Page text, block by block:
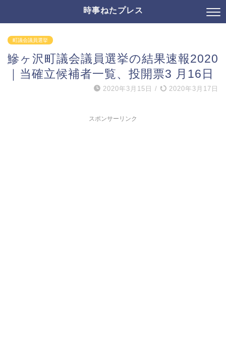
時事ねたプレス
町議会議員選挙
鰺ヶ沢町議会議員選挙の結果速報2020
｜当確立候補者一覧、投開票3 月16日
2020年3月15日 / 2020年3月17日
スポンサーリンク